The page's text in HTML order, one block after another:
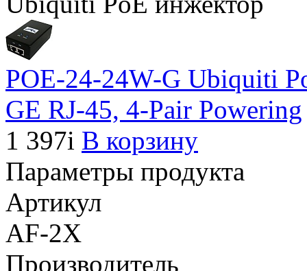
POE-24-24W-G Ubiquiti
GE RJ-45, 4-Pair Powering
1 397i В корзину
Параметры продукта
Артикул
AF-2X
Производитель